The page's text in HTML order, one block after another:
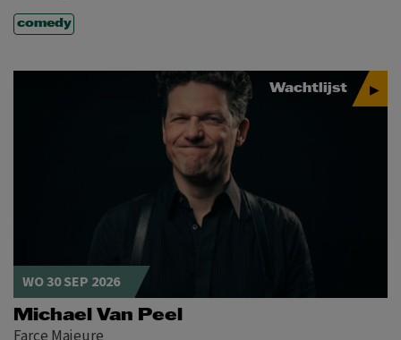
comedy
Wachtlijst
WO 30 SEP 2026
Michael Van Peel